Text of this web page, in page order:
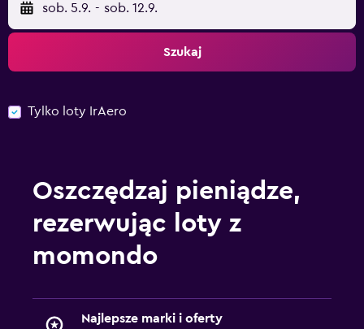
sob. 5.9. - sob. 12.9.
Szukaj
Tylko loty IrAero
Oszczędzaj pieniądze,
rezerwując loty z
momondo
Najlepsze marki i oferty